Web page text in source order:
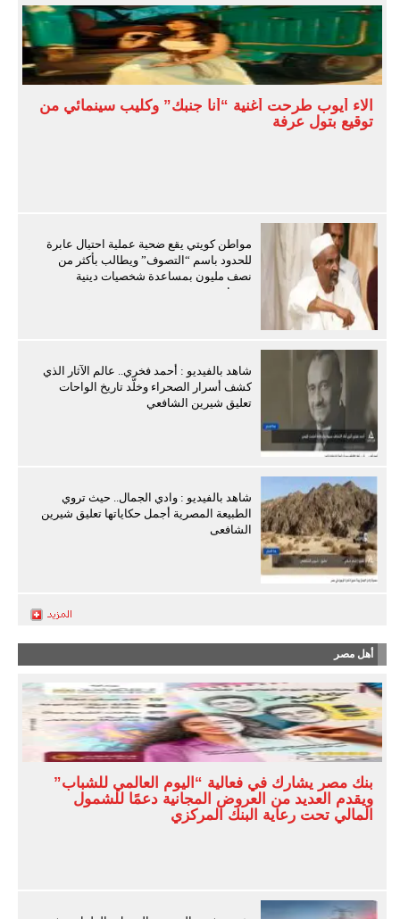
آلاء أيوب طرحت أغنية “أنا جنبك” وكليب سينمائي من
توقيع بتول عرفة
مواطن كويتي يقع ضحية عملية احتيال عابرة
للحدود باسم “التصوف” ويطالب بأكثر من
نصف مليون بمساعدة شخصيات دينية
سودانية
شاهد بالفيديو : أحمد فخري.. عالم الآثار الذي
كشف أسرار الصحراء وخلّد تاريخ الواحات
تعليق شيرين الشافعي
شاهد بالفيديو : وادي الجمال.. حيث تروي
الطبيعة المصرية أجمل حكاياتها تعليق شيرين
الشافعى
أهل مصر
بنك مصر يشارك في فعالية “اليوم العالمي للشباب”
ويقدم العديد من العروض المجانية دعمًا للشمول
المالي تحت رعاية البنك المركزي